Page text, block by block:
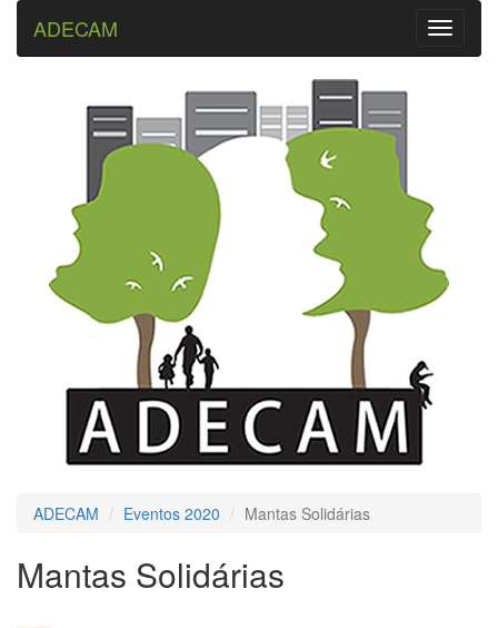
Toggle
ADECAM
ADECAM Eventos 2020 Mantas Solidárias
Mantas Solidárias